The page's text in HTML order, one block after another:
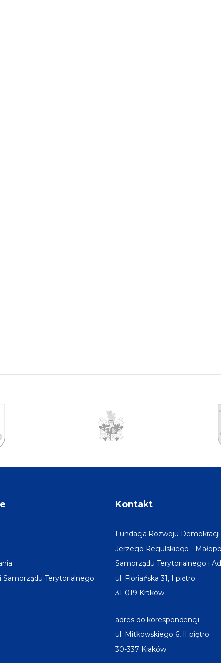
Góry
nad
Samorządu Terytorialnego
Kontakt
Fundacja Rozwoju
Jerzego Regulskiego -
Samorządu Terytorialnego i
ul. Floriańska 31, I piętro
31-019 Kraków
adres do korespondencji:
ul. Mitkowskiego 6, II piętro
30-337 Kraków